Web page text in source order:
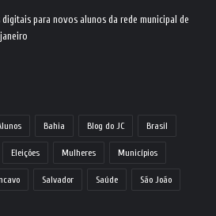
digitais para novos alunos da rede municipal de
Bahia Blog do JC Brasil
Eleições Mulheres Municípios
Salvador Saúde São João